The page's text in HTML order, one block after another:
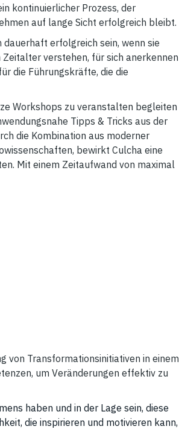
kontinuierlicher Prozess, der
auf lange Sicht erfolgreich bleibt.
erfolgreich sein, wenn sie
verstehen, für sich anerkennen
die Führungskräfte, die die
Workshops zu veranstalten begleiten
Tipps & Tricks aus der
die Kombination aus moderner
bewirkt Culcha eine
Mit einem Zeitaufwand von maximal
von Transformationsinitiativen in einem
um Veränderungen effektiv zu
haben und in der Lage sein, diese
die inspirieren und motivieren kann,